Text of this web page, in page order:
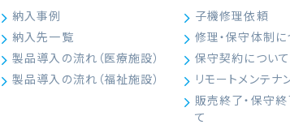
納入事例
納入先一覧
製品導入の流れ（医療施設）
製品導入の流れ（福祉施設）
子機修理依頼
修理・保守体制に
保守契約について
リモートメンテナ
販売終了・保守
て